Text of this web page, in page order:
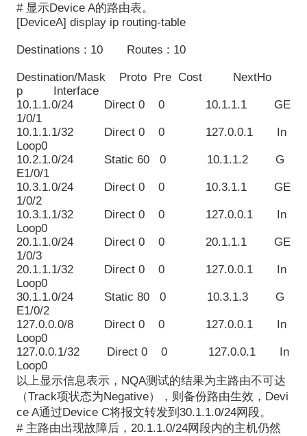
# 显示Device A的路由表。
[DeviceA] display ip routing-table
Destinations : 10 Routes : 10
Destination/Mask Proto Pre Cost NextHo
p Interface
10.1.1.0/24 Direct 0 0 10.1.1.1 GE
1/0/1
10.1.1.1/32 Direct 0 0 127.0.0.1 In
Loop0
10.2.1.0/24 Static 60 0 10.1.1.2 G
E1/0/1
10.3.1.0/24 Direct 0 0 10.3.1.1 GE
1/0/2
10.3.1.1/32 Direct 0 0 127.0.0.1 In
Loop0
20.1.1.0/24 Direct 0 0 20.1.1.1 GE
1/0/3
20.1.1.1/32 Direct 0 0 127.0.0.1 In
Loop0
30.1.1.0/24 Static 80 0 10.3.1.3 G
E1/0/2
127.0.0.0/8 Direct 0 0 127.0.0.1 In
Loop0
127.0.0.1/32 Direct 0 0 127.0.0.1 In
Loop0
以上显示信息表示，NQA测试的结果为主路由不可达
（Track项状态为Negative），则备份路由生效，Devi
ce A通过Device C将报文转发到30.1.1.0/24网段。
# 主路由出现故障后，20.1.1.0/24网段内的主机仍然